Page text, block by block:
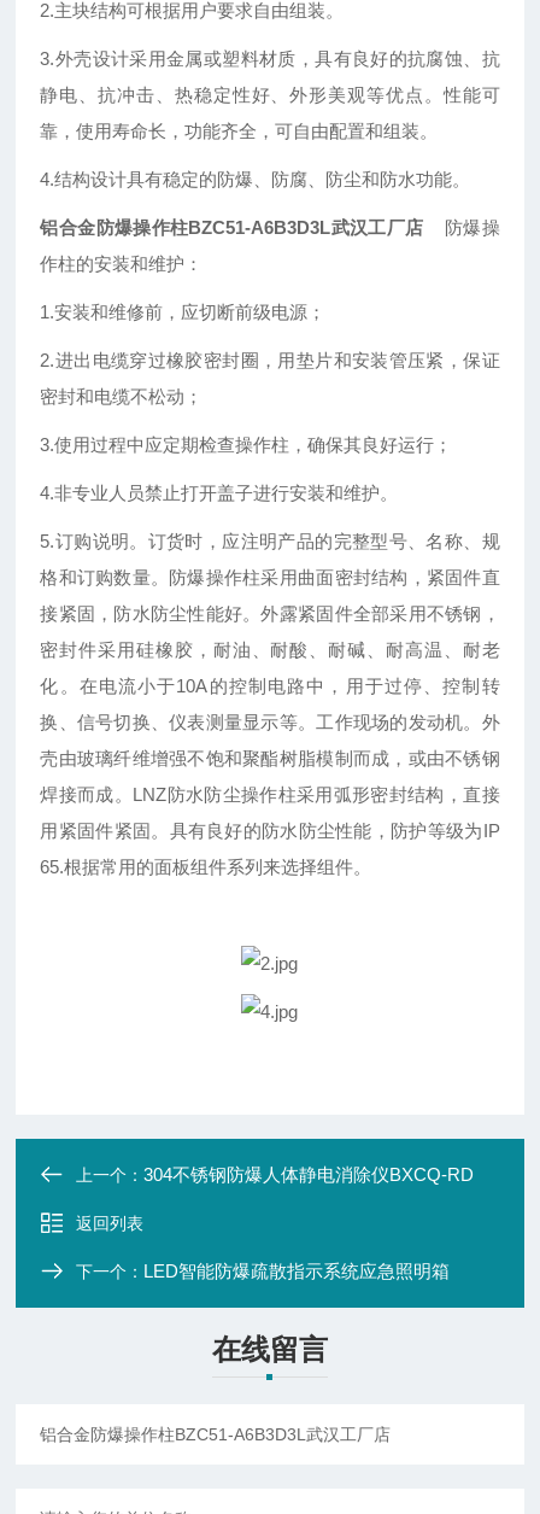
2.主块结构可根据用户要求自由组装。
3.外壳设计采用金属或塑料材质，具有良好的抗腐蚀、抗
静电、抗冲击、热稳定性好、外形美观等优点。性能可
靠，使用寿命长，功能齐全，可自由配置和组装。
4.结构设计具有稳定的防爆、防腐、防尘和防水功能。
铝合金防爆操作柱BZC51-A6B3D3L武汉工厂店
防爆操
作柱的安装和维护：
1.安装和维修前，应切断前级电源；
2.进出电缆穿过橡胶密封圈，用垫片和安装管压紧，保证
密封和电缆不松动；
3.使用过程中应定期检查操作柱，确保其良好运行；
4.非专业人员禁止打开盖子进行安装和维护。
5.订购说明。订货时，应注明产品的完整型号、名称、规
格和订购数量。防爆操作柱采用曲面密封结构，紧固件直
接紧固，防水防尘性能好。外露紧固件全部采用不锈钢，
密封件采用硅橡胶，耐油、耐酸、耐碱、耐高温、耐老
化。在电流小于10A的控制电路中，用于过停、控制转
换、信号切换、仪表测量显示等。工作现场的发动机。外
壳由玻璃纤维增强不饱和聚酯树脂模制而成，或由不锈钢
焊接而成。 LNZ防水防尘操作柱采用弧形密封结构，直接
用紧固件紧固。具有良好的防水防尘性能，防护等级为IP
65.根据常用的面板组件系列来选择组件。
上一个：304不锈钢防爆人体静电消除仪BXCQ-RD
返回列表
下一个： LED智能防爆疏散指示系统应急照明箱
在线留言